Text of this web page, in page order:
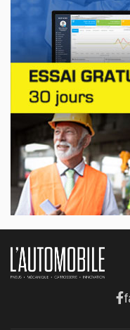
Jul 14, 2026
AFFAIRES
Lotus célèbre
Canada
Jul 13, 2026
AFFAIRES
Maserati
Jul 12, 2026
AFFAIRES
Hyundai
Jul 11, 2026